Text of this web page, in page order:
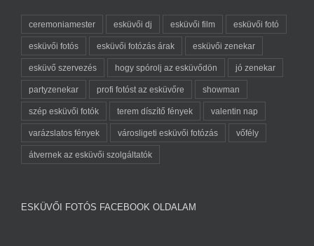
ceremoniamester esküvői dj esküvői film esküvői fotó
esküvői fotós esküvői fotózás árak esküvői zenekar
esküvő szervezés hogy spórolj az esküvődön jó zenekar
partyzenekar profi fotóst az esküvőre showman
szép esküvői fotók terem díszítő fények valentin nap
varázslatos fények városligeti esküvői fotózás vőfély
átvernek az esküvői szolgáltatók
ESKÜVŐI FOTÓS FACEBOOK OLDALAM